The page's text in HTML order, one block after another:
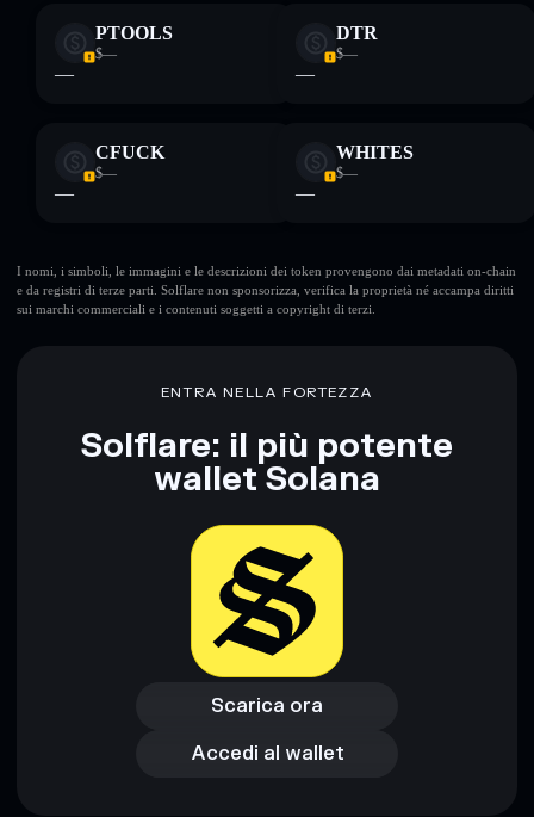
PTOOLS
$—
—
DTR
$—
—
CFUCK
$—
—
WHITES
$—
—
I nomi, i simboli, le immagini e le descrizioni dei token provengono dai metadati on-chain
e da registri di terze parti. Solflare non sponsorizza, verifica la proprietà né accampa diritti
sui marchi commerciali e i contenuti soggetti a copyright di terzi.
ENTRA NELLA FORTEZZA
Solflare: il più potente
wallet Solana
Scarica ora
Scarica ora
Accedi al wallet
Accedi al wallet